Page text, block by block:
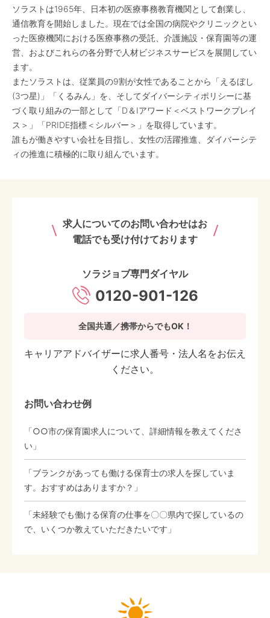
ソラストは1965年、日本初の医療事務教育機関として創業し、
通信教育を開始しました。現在では全国の病院やクリニックとい
った医療機関における医療事務の受託、介護施設・保育園等の運
営、およびこれらの各分野で人材ビジネスサービスを展開してい
ます。
またソラストは、従業員の9割が女性であることから「えるぼし
(3つ星)」「くるみん」を、そしてダイバーシティポリシーに基
づく取り組みの一部として「D＆Iアワード＜ベストワークプレイ
ス＞」「PRIDE指標＜シルバー＞」を取得しています。
誰もが働きやすい会社を目指し、女性の活躍推進、ダイバーシテ
ィの推進に積極的に取り組んでいます。
求人についてのお問い合わせはお
電話でも受け付けております
ソラジョブ専門ダイヤル
0120-901-126
全国共通／携帯からでもOK！
キャリアアドバイザーに求人番号・法人名をお伝え
ください。
お問い合わせ例
「○○市の保育園求人について、詳細情報を教えてくださ
い」
「ブランクがあっても働ける保育士の求人を探していま
す。おすすめはありますか？」
「未経験でも働ける保育の仕事を〇〇県内で探しているの
で、いくつか教えていただきたいです」